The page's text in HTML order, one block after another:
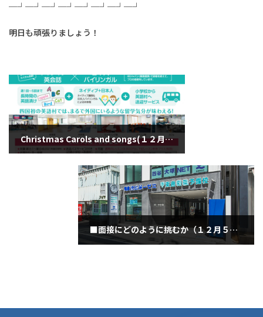
─┘─┘─┘─┘─┘─┘─┘─┘
明日も頑張りましょう！
Christmas Carols and songs(１２月４日金曜日)
■面接にどのように挑むか（１２月５日・土曜日）